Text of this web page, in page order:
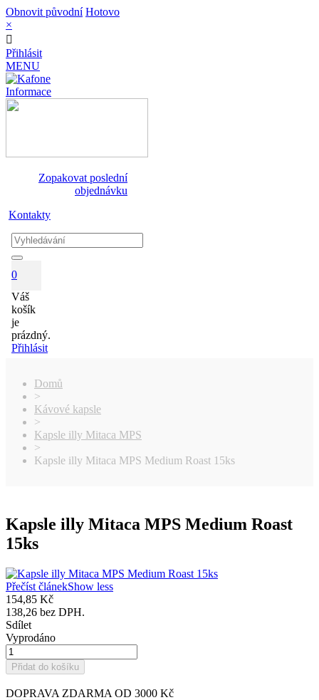
Obnovit původní Hotovo
×
Přihlásit
MENU
Informace
Zopakovat poslední
objednávku
Kontakty
0
Váš
košík
je
prázdný.
Přihlásit
Domů
>
Kávové kapsle
>
Kapsle illy Mitaca MPS
>
Kapsle illy Mitaca MPS Medium Roast 15ks
Kapsle illy Mitaca MPS Medium Roast
15ks
Přečíst článekShow less
154,85 Kč
138,26 bez DPH.
Sdílet
Vyprodáno
Přidat do košíku
DOPRAVA ZDARMA OD 3000 Kč